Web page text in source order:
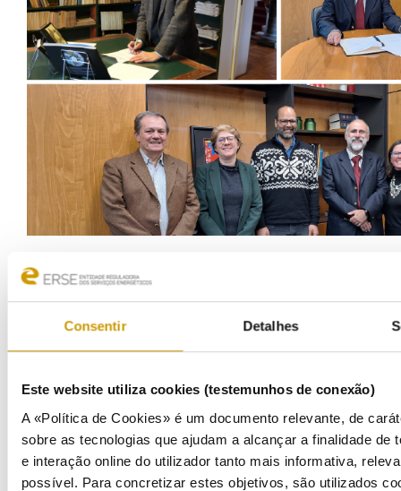
Consentir Detalhes
Este website utiliza cookies (testemunhos de conexão)
A «Política de Cookies» é um documento relevante, de
sobre as tecnologias que ajudam a alcançar a finalidade de
e interação online do utilizador tanto mais informativa,
possível. Para concretizar estes objetivos, são utilizados
Destaques
Comunicados
Boletins